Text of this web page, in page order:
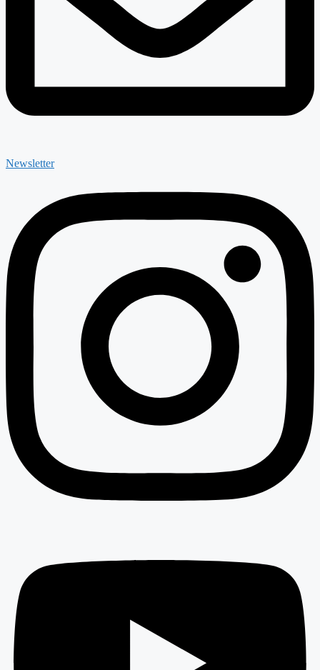
Newsletter